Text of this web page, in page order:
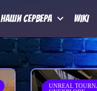
Наши сервера Wiki
UNREAL